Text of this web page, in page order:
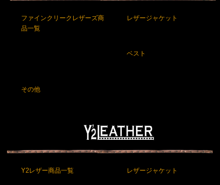
ファインクリークレザーズ商
品一覧
レザージャケット
ベスト
その他
Y2レザー商品一覧 レザージャケット